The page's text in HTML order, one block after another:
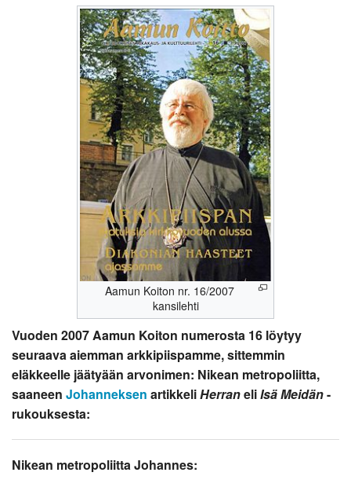
Aamun Koiton nr. 16/2007
kansilehti
Vuoden 2007 Aamun Koiton numerosta 16 löytyy
seuraava aiemman arkkipiispamme, sittemmin
eläkkeelle jäätyään arvonimen: Nikean metropoliitta,
saaneen Johanneksen artikkeliHerraneliIsä Meidän-
rukouksesta:
Nikean metropoliitta Johannes: